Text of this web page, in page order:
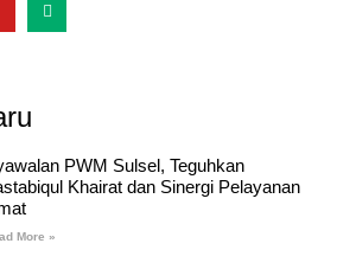
PWM Sulsel, Teguhkan
Khairat dan Sinergi Pelayanan
More »